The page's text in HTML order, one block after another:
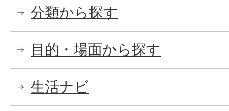
分類から探す
目的・場面から探す
生活ナビ